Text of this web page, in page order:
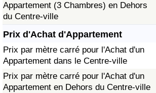
Appartement (3 Chambres) en Dehors
du Centre-ville
Prix d'Achat d'Appartement
Prix par mètre carré pour l'Achat d'un
Appartement dans le Centre-ville
Prix par mètre carré pour l'Achat d'un
Appartement en Dehors du Centre-ville
Indice de Criminalité
Indice de criminalité par pays
Soins de santé